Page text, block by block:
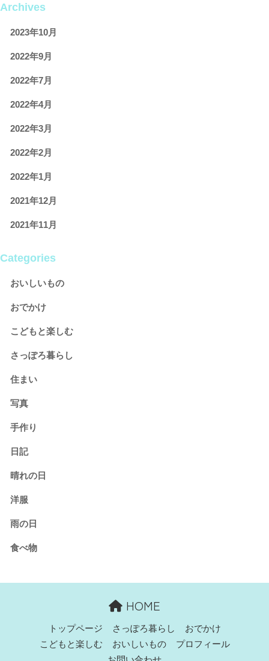
Archives
2023年10月
2022年9月
2022年7月
2022年4月
2022年3月
2022年2月
2022年1月
2021年12月
2021年11月
Categories
おいしいもの
おでかけ
こどもと楽しむ
さっぽろ暮らし
住まい
写真
手作り
日記
晴れの日
洋服
雨の日
食べ物
HOME
トップページ さっぽろ暮らし
おでかけ
こどもと楽しむ
おいしいもの
プロフィール